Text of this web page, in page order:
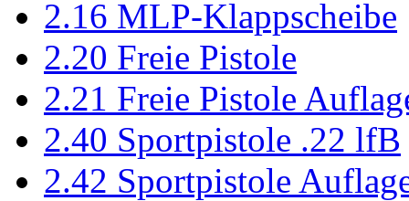
2.16 MLP-Klappscheibe
2.20 Freie Pistole
2.21 Freie Pistole
2.40 Sportpistole .22 lfB
2.42 Sportpistole